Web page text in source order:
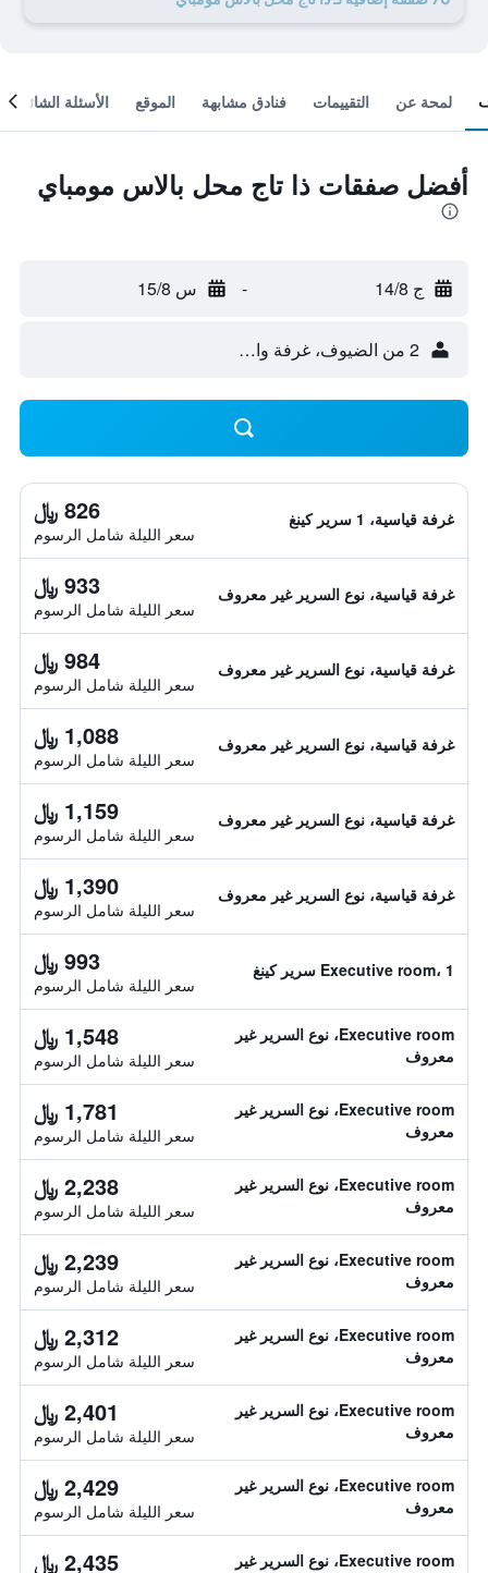
لمحة عن التقييمات فنادق مشابهة الموقع الأسئلة الشائعة
أفضل صفقات ذا تاج محل بالاس مومباي
ج 14/8 - س 15/8
2 من الضيوف، غرفة واحدة
غرفة قياسية، 1 سرير كينغ 826 ﷼
سعر الليلة شامل الرسوم
غرفة قياسية، نوع السرير غير معروف 933 ﷼
سعر الليلة شامل الرسوم
غرفة قياسية، نوع السرير غير معروف 984 ﷼
سعر الليلة شامل الرسوم
غرفة قياسية، نوع السرير غير معروف 1,088 ﷼
سعر الليلة شامل الرسوم
غرفة قياسية، نوع السرير غير معروف 1,159 ﷼
سعر الليلة شامل الرسوم
غرفة قياسية، نوع السرير غير معروف 1,390 ﷼
سعر الليلة شامل الرسوم
Executive room، 1 سرير كينغ 993 ﷼
سعر الليلة شامل الرسوم
Executive room، نوع السرير غير
معروف
1,548 ﷼
سعر الليلة شامل الرسوم
Executive room، نوع السرير غير
معروف
1,781 ﷼
سعر الليلة شامل الرسوم
Executive room، نوع السرير غير
معروف
2,238 ﷼
سعر الليلة شامل الرسوم
Executive room، نوع السرير غير
معروف
2,239 ﷼
سعر الليلة شامل الرسوم
Executive room، نوع السرير غير
معروف
2,312 ﷼
سعر الليلة شامل الرسوم
Executive room، نوع السرير غير
معروف
2,401 ﷼
سعر الليلة شامل الرسوم
Executive room، نوع السرير غير
معروف
2,429 ﷼
سعر الليلة شامل الرسوم
Executive room، نوع السرير غير
2,435 ﷼